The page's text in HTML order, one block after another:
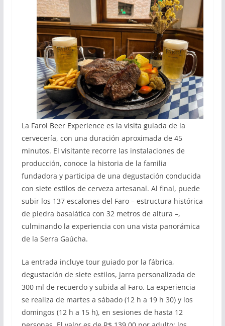
La Farol Beer Experience es la visita guiada de la
cervecería, con una duración aproximada de 45
minutos. El visitante recorre las instalaciones de
producción, conoce la historia de la familia
fundadora y participa de una degustación conducida
con siete estilos de cerveza artesanal. Al final, puede
subir los 137 escalones del Faro – estructura histórica
de piedra basalática con 32 metros de altura –,
culminando la experiencia con una vista panorámica
de la Serra Gaúcha.
La entrada incluye tour guiado por la fábrica,
degustación de siete estilos, jarra personalizada de
300 ml de recuerdo y subida al Faro. La experiencia
se realiza de martes a sábado (12 h a 19 h 30) y los
domingos (12 h a 15 h), en sesiones de hasta 12